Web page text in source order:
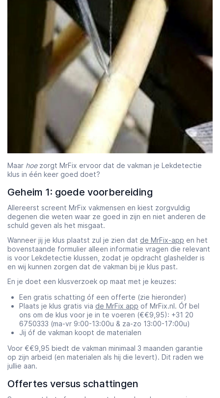
Maar hoezorgt MrFix ervoor dat de vakman je Lekdetectie
klus in één keer goed doet?
Geheim 1: goede voorbereiding
Allereerst screent MrFix vakmensen en kiest zorgvuldig
degenen die weten waar ze goed in zijn en niet anderen de
schuld geven als het misgaat.
Wanneer jij je klus plaatst zul je zien dat de MrFix-app en het
bovenstaande formulier alleen informatie vragen die relevant
is voor Lekdetectie klussen, zodat je opdracht glashelder is
en wij kunnen zorgen dat de vakman bij je klus past.
En je doet een klusverzoek op maat met je keuzes:
Een gratis schatting óf een offerte (zie hieronder)
Plaats je klus gratis via de MrFix app of MrFix.nl. Óf bel
ons om de klus voor je in te voeren (€€9,95): +31 20
6750333 (ma-vr 9:00-13:00u & za-zo 13:00-17:00u)
Jij óf de vakman koopt de materialen
Voor €€9,95 biedt de vakman minimaal 3 maanden garantie
op zijn arbeid (en materialen als hij die levert). Dit raden we
jullie aan.
Offertes versus schattingen